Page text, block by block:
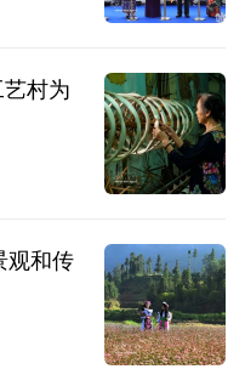
村为
观和传